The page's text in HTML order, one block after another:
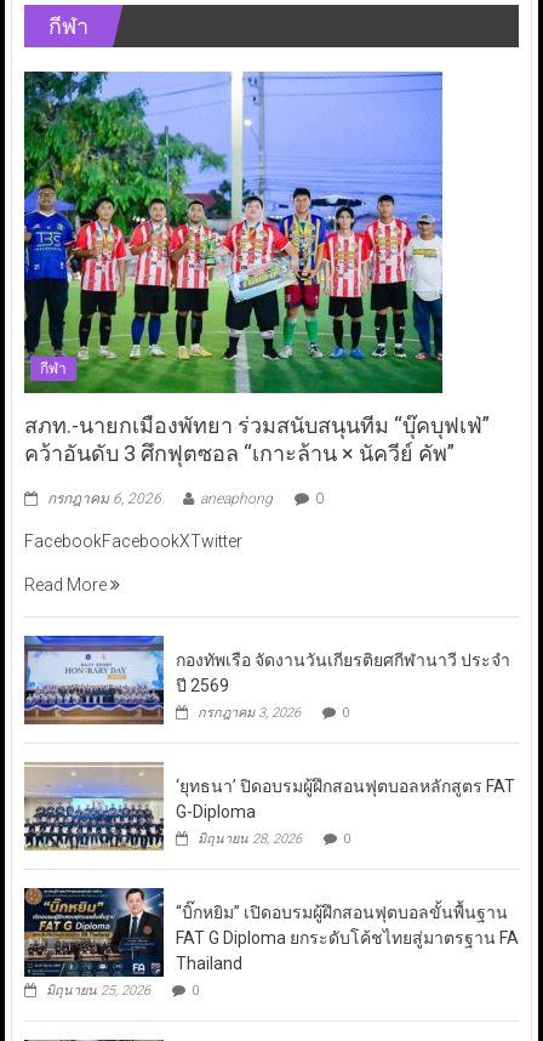
กีฬา
กีฬา
สภท.-นายกเมืองพัทยา ร่วมสนับสนุนทีม “บุ๊คบุฟเฟ่”
คว้าอันดับ 3 ศึกฟุตซอล “เกาะล้าน × นัควีย์ คัพ”
กรกฎาคม 6, 2026 aneaphong 0
FacebookFacebookXTwitter
Read More
กองทัพเรือ จัดงานวันเกียรติยศกีฬานาวี ประจำ
ปี 2569
กรกฎาคม 3, 2026 0
‘ยุทธนา’ ปิดอบรมผู้ฝึกสอนฟุตบอลหลักสูตร FAT
G-Diploma
มิถุนายน 28, 2026 0
“บิ๊กหยิม” เปิดอบรมผู้ฝึกสอนฟุตบอลขั้นพื้นฐาน
FAT G Diploma ยกระดับโค้ชไทยสู่มาตรฐาน FA
Thailand
มิถุนายน 25, 2026 0